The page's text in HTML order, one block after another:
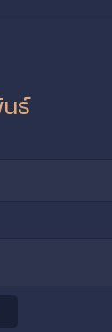
ธ์